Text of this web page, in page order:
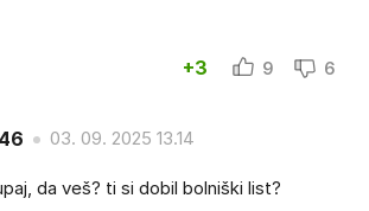
+3 9 6
03. 09. 2025 13.14
da veš? ti si dobil bolniški list?